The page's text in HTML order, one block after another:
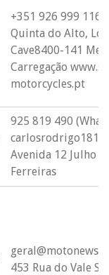
+351 926 999 116
Quinta do Alto,
Cave8400-141
Carregação
motorcycles.pt
925 819 490
Avenida 12 Julho
Ferreiras
453 Rua do Vale